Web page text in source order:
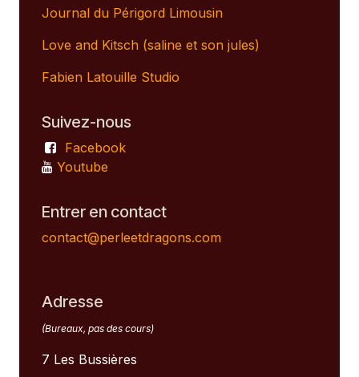
Journal du Périgord Limousin
Love and Kitsch (saline et son jules)
Fabien Latouille Studio
Suivez-nous
Facebook
Youtube
Entrer en contact
contact@perleetdragons.com
Adresse
(Bureaux, pas des cours)
7 Les Bussières